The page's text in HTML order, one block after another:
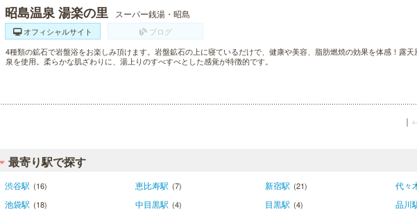
昭島温泉 湯楽の里 スーパー銭湯・昭島
オフィシャルサイト
ブログ
4種類の鉱石で岩盤浴をお楽しみ頂けます。岩盤鉱石の上に寝ているだけで、健康や美容、脂肪燃焼の効果を体感！露
泉を使用。柔らかな肌ざわりに、湯上りのすべすべとした感覚が特徴的です。
｜
最寄り駅で探す
渋谷駅 (16) 恵比寿駅 (7) 新宿駅 (21) 代々
池袋駅 (18) 中目黒駅 (4) 目黒駅 (4) 品川